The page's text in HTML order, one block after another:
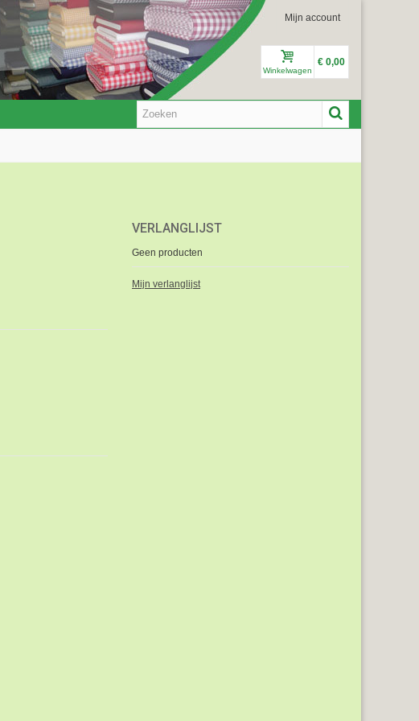
Mijn account
Winkelwagen
€ 0,00
VERLANGLIJST
Geen producten
Mijn verlanglijst